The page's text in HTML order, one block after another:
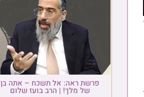
פרשת ראה: אל תשכח – אתה בן
של מלך! | הרב בועז שלום